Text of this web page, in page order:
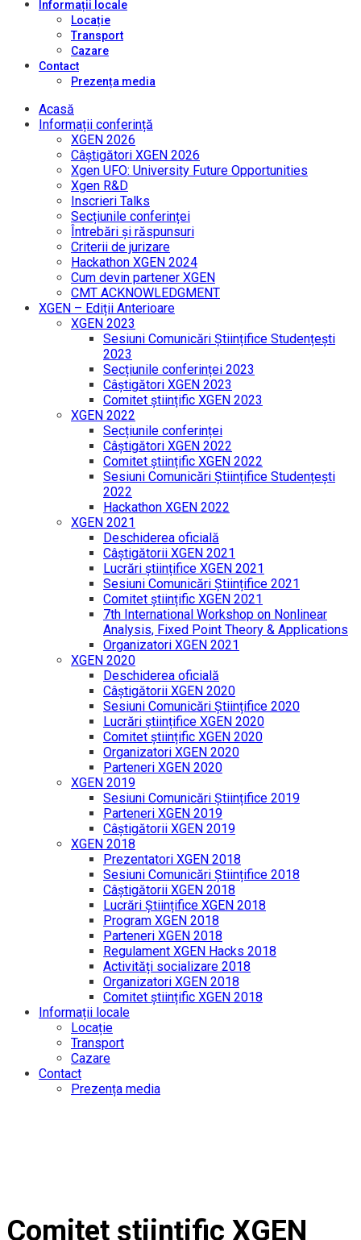
Informații locale
Locație
Transport
Cazare
Contact
Prezența media
Acasă
Informații conferință
XGEN 2026
Câștigători XGEN 2026
Xgen UFO: University Future Opportunities
Xgen R&D
Inscrieri Talks
Secțiunile conferinței
Întrebări și răspunsuri
Criterii de jurizare
Hackathon XGEN 2024
Cum devin partener XGEN
CMT ACKNOWLEDGMENT
XGEN – Ediții Anterioare
XGEN 2023
Sesiuni Comunicări Științifice Studențești
2023
Secțiunile conferinței 2023
Câștigători XGEN 2023
Comitet științific XGEN 2023
XGEN 2022
Secțiunile conferinței
Câștigători XGEN 2022
Comitet științific XGEN 2022
Sesiuni Comunicări Științifice Studențești
2022
Hackathon XGEN 2022
XGEN 2021
Deschiderea oficială
Câștigătorii XGEN 2021
Lucrări științifice XGEN 2021
Sesiuni Comunicări Științifice 2021
Comitet științific XGEN 2021
7th International Workshop on Nonlinear
Analysis, Fixed Point Theory & Applications
Organizatori XGEN 2021
XGEN 2020
Deschiderea oficială
Câștigătorii XGEN 2020
Sesiuni Comunicări Științifice 2020
Lucrări științifice XGEN 2020
Comitet științific XGEN 2020
Organizatori XGEN 2020
Parteneri XGEN 2020
XGEN 2019
Sesiuni Comunicări Științifice 2019
Parteneri XGEN 2019
Câștigătorii XGEN 2019
XGEN 2018
Prezentatori XGEN 2018
Sesiuni Comunicări Științifice 2018
Câștigătorii XGEN 2018
Lucrări Științifice XGEN 2018
Program XGEN 2018
Parteneri XGEN 2018
Regulament XGEN Hacks 2018
Activități socializare 2018
Organizatori XGEN 2018
Comitet științific XGEN 2018
Informații locale
Locație
Transport
Cazare
Contact
Prezența media
Comitet științific XGEN